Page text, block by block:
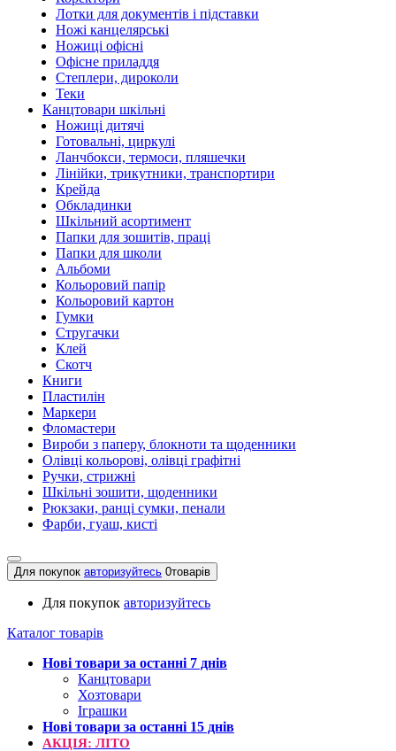
Лотки для документів і підставки
Ножі канцелярські
Ножиці офісні
Офісне приладдя
Степлери, дироколи
Теки
Канцтовари шкільні
Ножиці дитячі
Готовальні, циркулі
Ланчбокси, термоси, пляшечки
Лінійки, трикутники, транспортири
Крейда
Обкладинки
Шкільний асортимент
Папки для зошитів, праці
Папки для школи
Альбоми
Кольоровий папір
Кольоровий картон
Гумки
Стругачки
Клей
Скотч
Книги
Пластилін
Маркери
Фломастери
Вироби з паперу, блокноти та щоденники
Олівці кольорові, олівці графітні
Ручки, стрижні
Шкільні зошити, щоденники
Рюкзаки, ранці сумки, пенали
Фарби, гуаш, кисті
Для покупок авторизуйтесь 0товарів
Для покупок авторизуйтесь
Каталог товарів
Нові товари за останнi 7 днiв
Канцтовари
Хозтовари
Іграшки
Нові товари за останнi 15 днiв
АКЦІЯ: ЛІТО